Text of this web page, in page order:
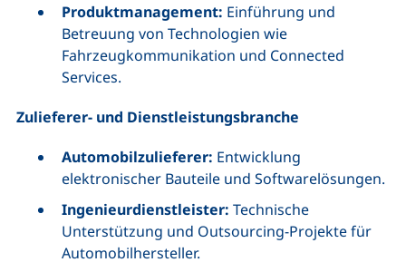
Produktmanagement: Einführung und
Betreuung von Technologien wie
Fahrzeugkommunikation und Connected
Services.
Zulieferer- und Dienstleistungsbranche
Automobilzulieferer: Entwicklung
elektronischer Bauteile und Softwarelösungen.
Ingenieurdienstleister: Technische
Unterstützung und Outsourcing-Projekte für
Automobilhersteller.